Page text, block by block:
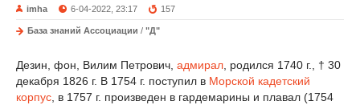
imha 6-04-2022, 23:17 157
База знаний Ассоциации / "Д"
Дезин, фон, Вилим Петрович, адмирал , родился 1740 г., † 30
декабря 1826 г. В 1754 г. поступил в Морской кадетский
корпус , в 1757 г. произведен в гардемарины и плавал (1754